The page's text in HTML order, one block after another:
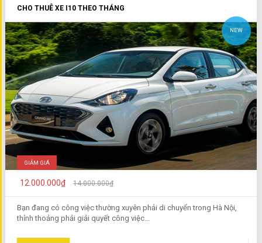
CHO THUÊ XE I10 THEO THÁNG
NEW
GIẢM GIÁ
12.000.000₫ 14.000.000₫
Bạn đang có công việc thường xuyên phải di chuyển trong Hà Nội,
thỉnh thoảng phải giải quyết công việc...